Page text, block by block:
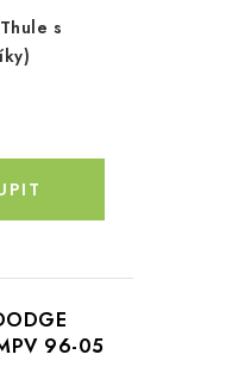
s
96-05